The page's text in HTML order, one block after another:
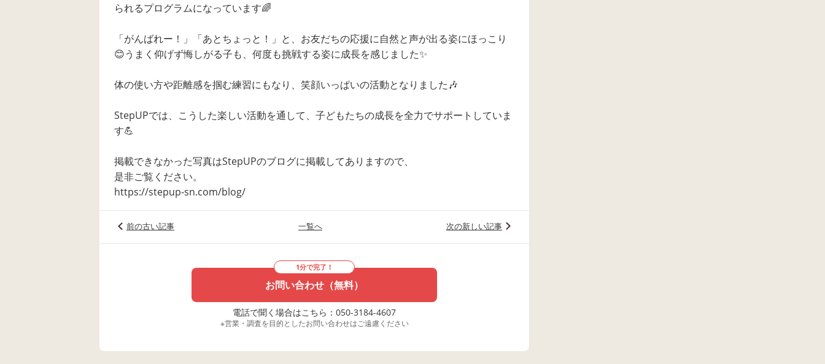
られるプログラムになっています🌈
「がんばれー！」「あとちょっと！」と、お友だちの応援に自然と声が出る姿にほっこり
😊うまく仰げず悔しがる子も、何度も挑戦する姿に成長を感じました✨
体の使い方や距離感を掴む練習にもなり、笑顔いっぱいの活動となりました🎶
StepUPでは、こうした楽しい活動を通して、子どもたちの成長を全力でサポートしていま
す💪
掲載できなかった写真はStepUPのブログに掲載してありますので、
是非ご覧ください。
https://stepup-sn.com/blog/
前の古い記事 一覧へ 次の新しい記事
1分で完了！
お問い合わせ（無料）
電話で聞く場合はこちら：050-3184-4607
※営業・調査を目的としたお問い合わせはご遠慮ください